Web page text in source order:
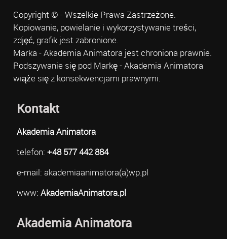
Copyright © - Wszelkie Prawa Zastrzeżone.
Kopiowanie, powielanie i wykorzystywanie treści,
zdjęć, grafik jest zabronione.
Marka - Akademia Animatora jest chroniona prawnie.
Podszywanie się pod Markę - Akademia Animatora
wiąże się z konsekwencjami prawnymi.
Kontakt
Akademia Animatora
telefon: +48 577 442 884
e-mail: akademiaanimatora(a)wp.pl
www: AkademiaAnimatora.pl
Akademia Animatora